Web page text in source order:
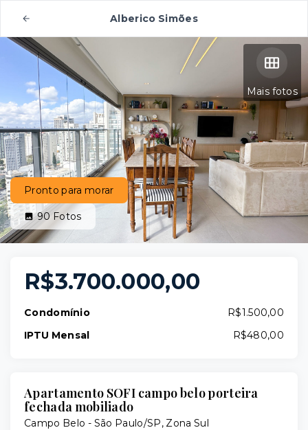
Alberico Simões
Mais fotos
Pronto para morar
90 Fotos
R$3.700.000,00
Condomínio
R$1.500,00
IPTU Mensal
R$480,00
Apartamento SOFI campo belo porteira
fechada mobiliado
Campo Belo - São Paulo/SP, Zona Sul